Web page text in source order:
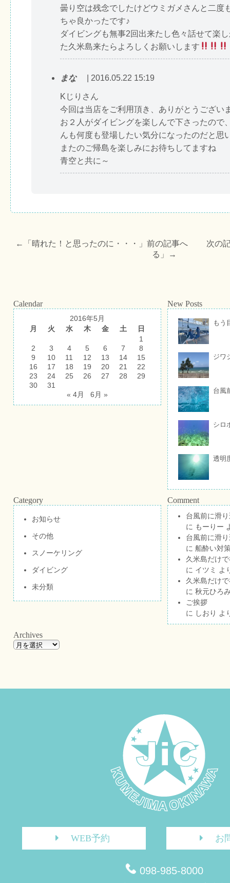
曇り空は残念でしたけどウミガメさんと二度
ちゃ良かったです♪
ダイビングも無事2回出来たし色々話せて楽
た久米島来たらよろしくお願いします
まな | 2016.05.22 15:19
Kじりさん
今回は当店をご利用頂き、ありがとうござい
お２人がダイビングを楽しんで下さったので
んも何度も登場したい気分になったのだと思
またのご帰島を楽しみにお待ちしてますね
青空と共に～
←「 晴れた！と思ったのに・・・
」前の記事へ 次の記
る 」→
Calendar
2016年5月
月
火 水 木 金 土
日
1
2
3 4 5 6 7
8
9
10 11 12 13 14
15
16
17 18 19 20 21
22
23
24 25 26 27 28
29
30
31
« 4月
6月 »
New Posts
もう
ジワ
台風
シロ
透明
Category
お知らせ
その他
スノーケリング
ダイビング
未分類
Comment
台風前に滑
に もーりー
台風前に滑
に 船酔い対
久米島だけ
に イツミ
よ
久米島だけ
に 秋元ひろ
ご挨拶
に しおり よ
Archives
WEB予約 お
098-985-8000